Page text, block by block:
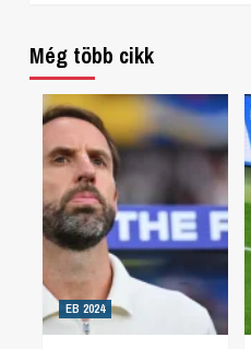
Még több cikk
EB 2024